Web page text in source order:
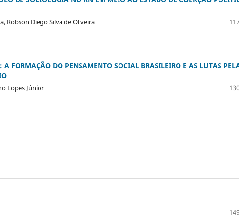
Robson Diego Silva de Oliveira
FORMAÇÃO DO PENSAMENTO SOCIAL BRASILEIRO E AS LUTAS
Lopes Júnior